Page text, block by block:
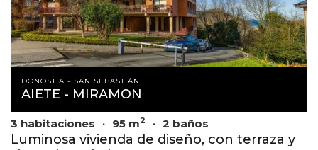
DONOSTIA - SAN SEBASTIÁN
AIETE - MIRAMON
3 habitaciones 95 m2 2 baños
Luminosa vivienda de diseño, con terraza y